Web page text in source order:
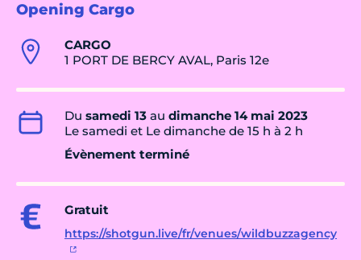
Opening Cargo
CARGO
1 PORT DE BERCY AVAL, Paris 12e
Du samedi 13 au dimanche 14 mai 2023
Le samedi et Le dimanche de 15 h à 2 h
Évènement terminé
Gratuit
https://shotgun.live/fr/venues/wildbuzzagency